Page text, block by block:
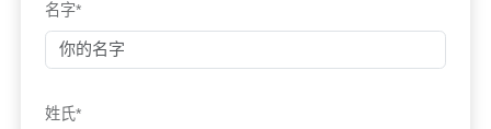
名字*
姓氏*